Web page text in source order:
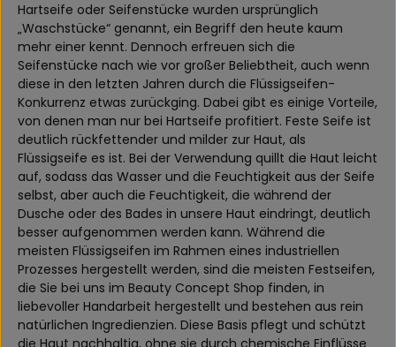
Hartseife oder Seifenstücke wurden ursprünglich
„Waschstücke“ genannt, ein Begriff den heute kaum
mehr einer kennt. Dennoch erfreuen sich die
Seifenstücke nach wie vor großer Beliebtheit, auch wenn
diese in den letzten Jahren durch die Flüssigseifen-
Konkurrenz etwas zurückging. Dabei gibt es einige Vorteile,
von denen man nur bei Hartseife profitiert. Feste Seife ist
deutlich rückfettender und milder zur Haut, als
Flüssigseife es ist. Bei der Verwendung quillt die Haut leicht
auf, sodass das Wasser und die Feuchtigkeit aus der Seife
selbst, aber auch die Feuchtigkeit, die während der
Dusche oder des Bades in unsere Haut eindringt, deutlich
besser aufgenommen werden kann. Während die
meisten Flüssigseifen im Rahmen eines industriellen
Prozesses hergestellt werden, sind die meisten Festseifen,
die Sie bei uns im Beauty Concept Shop finden, in
liebevoller Handarbeit hergestellt und bestehen aus rein
natürlichen Ingredienzien. Diese Basis pflegt und schützt